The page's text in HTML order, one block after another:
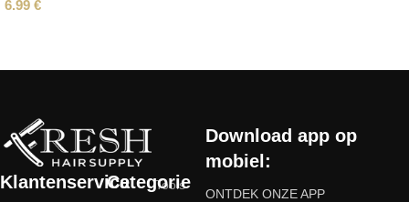
6.99 €
KlantenserviceCategorie
Tools
Download app op
mobiel:
ONTDEK ONZE APP